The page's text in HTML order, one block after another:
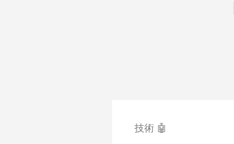
技術 🤖